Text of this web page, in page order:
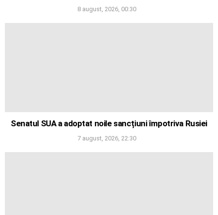
8 august, 2026, 00:30
Senatul SUA a adoptat noile sancțiuni împotriva Rusiei
7 august, 2026, 22:30